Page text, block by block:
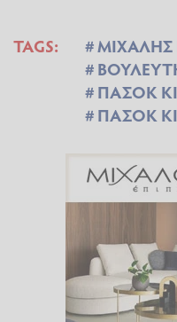
TAGS: ΜΙΧΑΛΗΣ
ΠΑΣΟΚ
ΠΑΣΟΚ